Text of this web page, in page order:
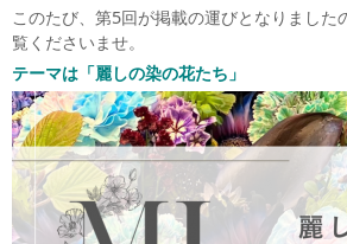
このたび、第5回が掲載の運びとなりました
覧くださいませ。
テーマは「麗しの染の花たち」